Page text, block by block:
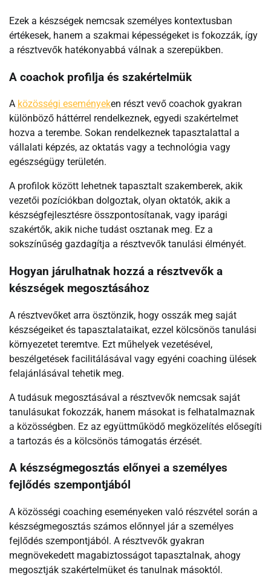
Ezek a készségek nemcsak személyes kontextusban
értékesek, hanem a szakmai képességeket is fokozzák, így
a résztvevők hatékonyabbá válnak a szerepükben.
A coachok profilja és szakértelmük
A közösségi eseményeken részt vevő coachok gyakran
különböző háttérrel rendelkeznek, egyedi szakértelmet
hozva a terembe. Sokan rendelkeznek tapasztalattal a
vállalati képzés, az oktatás vagy a technológia vagy
egészségügy területén.
A profilok között lehetnek tapasztalt szakemberek, akik
vezetői pozíciókban dolgoztak, olyan oktatók, akik a
készségfejlesztésre összpontosítanak, vagy iparági
szakértők, akik niche tudást osztanak meg. Ez a
sokszínűség gazdagítja a résztvevők tanulási élményét.
Hogyan járulhatnak hozzá a résztvevők a
készségek megosztásához
A résztvevőket arra ösztönzik, hogy osszák meg saját
készségeiket és tapasztalataikat, ezzel kölcsönös tanulási
környezetet teremtve. Ezt műhelyek vezetésével,
beszélgetések facilitálásával vagy egyéni coaching ülések
felajánlásával tehetik meg.
A tudásuk megosztásával a résztvevők nemcsak saját
tanulásukat fokozzák, hanem másokat is felhatalmaznak
a közösségben. Ez az együttműködő megközelítés elősegíti
a tartozás és a kölcsönös támogatás érzését.
A készségmegosztás előnyei a személyes
fejlődés szempontjából
A közösségi coaching eseményeken való részvétel során a
készségmegosztás számos előnnyel jár a személyes
fejlődés szempontjából. A résztvevők gyakran
megnövekedett magabiztosságot tapasztalnak, ahogy
megosztják szakértelmüket és tanulnak másoktól.